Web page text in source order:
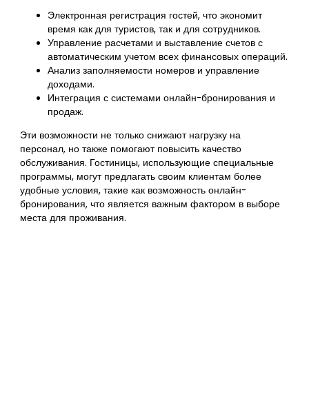
Электронная регистрация гостей, что экономит
время как для туристов, так и для сотрудников.
Управление расчетами и выставление счетов с
автоматическим учетом всех финансовых операций.
Анализ заполняемости номеров и управление
доходами.
Интеграция с системами онлайн-бронирования и
продаж.
Эти возможности не только снижают нагрузку на
персонал, но также помогают повысить качество
обслуживания. Гостиницы, использующие специальные
программы, могут предлагать своим клиентам более
удобные условия, такие как возможность онлайн-
бронирования, что является важным фактором в выборе
места для проживания.